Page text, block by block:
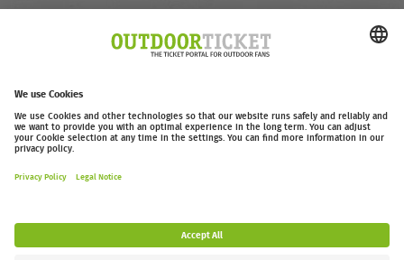
address
outdoor-ticket.net